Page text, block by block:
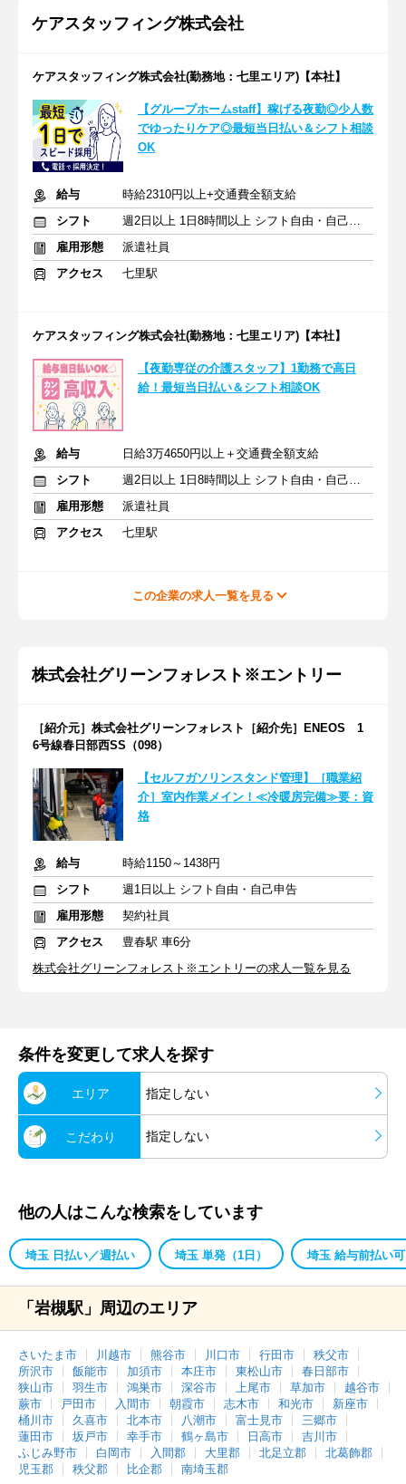
ケアスタッフィング株式会社
ケアスタッフィング株式会社(勤務地：七里エリア)【本社】
【グループホームstaff】稼げる夜勤◎少人数
でゆったりケア◎最短当日払い＆シフト相談
OK
給与
時給2310円以上+交通費全額支給
シフト
週2日以上 1日8時間以上 シフト自由・自己申告
雇用形態
派遣社員
アクセス
七里駅
ケアスタッフィング株式会社(勤務地：七里エリア)【本社】
【夜勤専従の介護スタッフ】1勤務で高日
給！最短当日払い＆シフト相談OK
給与
日給3万4650円以上＋交通費全額支給
シフト
週2日以上 1日8時間以上 シフト自由・自己申告
雇用形態
派遣社員
アクセス
七里駅
この企業の求人一覧を見る
株式会社グリーンフォレスト※エントリー
［紹介元］株式会社グリーンフォレスト［紹介先］ENEOS 1
6号線春日部西SS（098）
【セルフガソリンスタンド管理】［職業紹
介］室内作業メイン！≪冷暖房完備≫要：資
格
給与
時給1150～1438円
シフト
週1日以上 シフト自由・自己申告
雇用形態
契約社員
アクセス
豊春駅 車6分
株式会社グリーンフォレスト※エントリーの求人一覧を見る
条件を変更して求人を探す
エリア 指定しない
こだわり 指定しない
他の人はこんな検索をしています
埼玉 日払い／週払い 埼玉 単発（1日） 埼玉 給与前払い可
「岩槻駅」周辺のエリア
さいたま市 川越市 熊谷市 川口市 行田市
秩父市
所沢市
飯能市 加須市 本庄市 東松山市
春日部市
狭山市
羽生市 鴻巣市 深谷市 上尾市 草加市
越谷市
蕨市
戸田市 入間市 朝霞市 志木市 和光市
新座市
桶川市
久喜市 北本市 八潮市 富士見市
三郷市
蓮田市
坂戸市 幸手市 鶴ヶ島市 日高市
吉川市
ふじみ野市
白岡市 入間郡 大里郡 北足立郡
北葛飾郡
児玉郡
秩父郡 比企郡 南埼玉郡